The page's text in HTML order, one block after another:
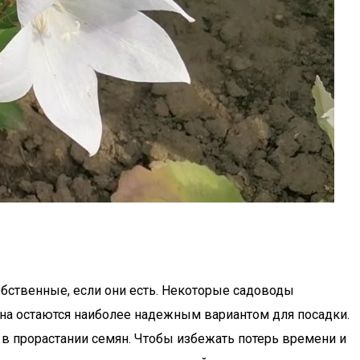
если они есть. Некоторые садоводы
остаются наиболее надежным вариантом для посадки.
прорастании семян. Чтобы избежать потерь времени и